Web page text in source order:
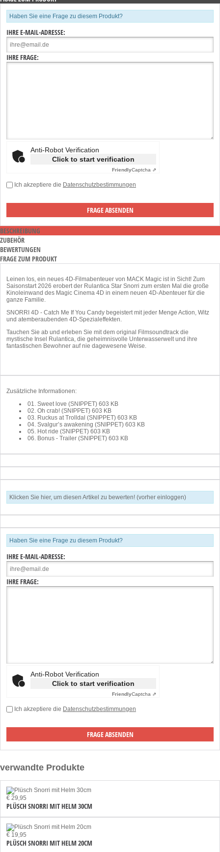
Haben Sie eine Frage zu diesem Produkt?
IHRE E-MAIL-ADRESSE:
IHRE FRAGE:
Anti-Robot Verification
Click to start verification
FriendlyCaptcha ⇗
Ich akzeptiere die Datenschutzbestimmungen
BESCHREIBUNG
ZUBEHÖR
BEWERTUNGEN
FRAGE ZUM PRODUKT
Leinen los, ein neues 4D-Filmabenteuer von MACK Magic ist in Sicht! Zum
Saisonstart 2026 erobert der Rulantica Star Snorri zum ersten Mal die große
Kinoleinwand des Magic Cinema 4D in einem neuen 4D-Abenteuer für die
ganze Familie.
SNORRI 4D - Catch Me If You Candy begeistert mit jeder Menge Action, Witz
und atemberaubenden 4D-Spezialeffekten.
Tauchen Sie ab und erleben Sie mit dem original Filmsoundtrack die
mystische Insel Rulantica, die geheimnisvolle Unterwasserwelt und ihre
fantastischen Bewohner auf nie dagewesene Weise.
Zusätzliche Informationen:
01. Sweet love (SNIPPET) 603 KB
02. Oh crab! (SNIPPET) 603 KB
03. Ruckus at Trolldal (SNIPPET) 603 KB
04. Svalgur’s awakening (SNIPPET) 603 KB
05. Hot ride (SNIPPET) 603 KB
06. Bonus - Trailer (SNIPPET) 603 KB
Klicken Sie hier, um diesen Artikel zu bewerten! (vorher einloggen)
Haben Sie eine Frage zu diesem Produkt?
IHRE E-MAIL-ADRESSE:
IHRE FRAGE:
Anti-Robot Verification
Click to start verification
FriendlyCaptcha ⇗
Ich akzeptiere die Datenschutzbestimmungen
verwandte Produkte
€ 29,95
PLÜSCH SNORRI MIT HELM 30CM
€ 19,95
PLÜSCH SNORRI MIT HELM 20CM